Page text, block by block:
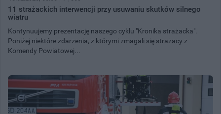
11 strażackich interwencji przy usuwaniu skutków silnego
wiatru
Kontynuujemy prezentację naszego cyklu "Kronika strażacka".
Poniżej niektóre zdarzenia, z którymi zmagali się strażacy z
Komendy Powiatowej...